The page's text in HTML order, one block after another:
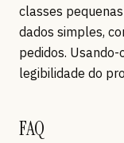
classes
dados simples,
pedidos. Usando-
legibilidade do
FAQ